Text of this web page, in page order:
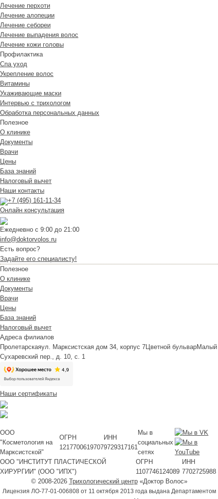
Лечение перхоти
Лечение алопеции
Лечение себореи
Лечение выпадения волос
Лечение кожи головы
Профилактика
Спа уход
Укрепление волос
Витамины
Ухаживающие маски
Интервью с трихологом
Обработка персональных данных
Полезное
О клинике
Документы
Врачи
Цены
База знаний
Налоговый вычет
Наши контакты
+7 (495) 161-11-34
Онлайн консультация
Ежедневно с 9:00 до 21:00
info@doktorvolos.ru
Есть вопрос?
Задайте его специалисту!
Полезное
О клинике
Документы
Врачи
Цены
База знаний
Налоговый вычет
Адреса филиалов
Пролетарскаяул. Марксистская дом 34, корпус 7 Цветной бульварМалый
Сухаревский пер., д. 10, с. 1
Наши сертификаты
ООО
"Косметология на
Марксистской"
ОГРН
1217700619707
ИНН
9729317161
Мы в
социальных
сетях
ООО "ИНСТИТУТ ПЛАСТИЧЕСКОЙ
ХИРУРГИИ" (ООО "ИПХ")
ОГРН
1107746124089
ИНН
7702725988
© 2008-2026 Трихологический центр«Доктор Волос»
Лицензия ЛО-77-01-006808 от 11 октября 2013 года выдана Департаментом